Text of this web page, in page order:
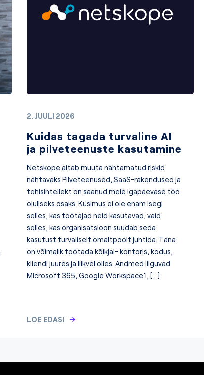
2. JUULI 2026
Kuidas tagada turvaline AI
ja pilveteenuste kasutamine
Netskope aitab muuta nähtamatud riskid
nähtavaks Pilveteenused, SaaS-rakendused ja
tehisintellekt on saanud meie igapäevase töö
oluliseks osaks. Küsimus ei ole enam isegi
selles, kas töötajad neid kasutavad, vaid
selles, kas organisatsioon suudab seda
kasutust turvaliselt omaltpoolt juhtida. Täna
on võimalik töötada kõikjal- kontoris, kodus,
kliendi juures ja liikvel olles. Andmed liiguvad
Microsoft 365, Google Workspace’i, […]
LOE EDASI